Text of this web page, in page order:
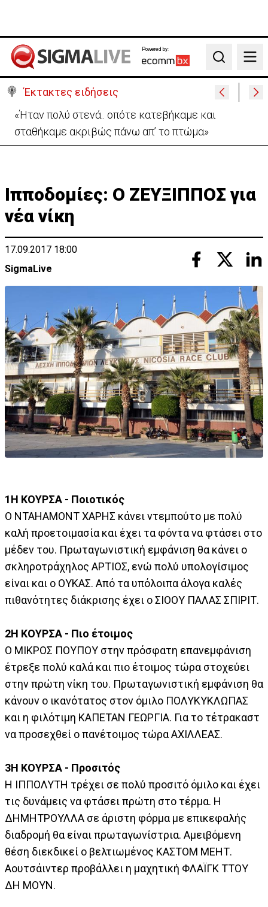
Powered by:
Search
Έκτακτες ειδήσεις
Σήμερα στο Ζακάκι το τελευταίο αντίο στον
17χρονο Μάριο-Γαβριήλ
Ιπποδομίες: Ο ΖΕΥΞΙΠΠΟΣ για
νέα νίκη
17.09.2017 18:00
SigmaLive
1Η ΚΟΥΡΣΑ - Ποιοτικός
Ο ΝΤΑΗΑΜΟΝΤ ΧΑΡΗΣ κάνει ντεμπούτο με πολύ
καλή προετοιμασία και έχει τα φόντα να φτάσει στο
μέδεν του. Πρωταγωνιστική εμφάνιση θα κάνει ο
σκληροτράχηλος ΑΡΤΙΟΣ, ενώ πολύ υπολογίσιμος
είναι και ο ΟΥΚΑΣ. Από τα υπόλοιπα άλογα καλές
πιθανότητες διάκρισης έχει ο ΣΙΟΟΥ ΠΑΛΑΣ ΣΠΙΡΙΤ.
2Η ΚΟΥΡΣΑ - Πιο έτοιμος
Ο ΜΙΚΡΟΣ ΠΟΥΠΟΥ στην πρόσφατη επανεμφάνιση
έτρεξε πολύ καλά και πιο έτοιμος τώρα στοχεύει
στην πρώτη νίκη του. Πρωταγωνιστική εμφάνιση θα
κάνουν ο ικανότατος στον όμιλο ΠΟΛΥΚΥΚΛΩΠΑΣ
και η φιλότιμη ΚΑΠΕΤΑΝ ΓΕΩΡΓΙΑ. Για το τέτρακαστ
να προσεχθεί ο πανέτοιμος τώρα ΑΧΙΛΛΕΑΣ.
3Η ΚΟΥΡΣΑ - Προσιτός
Η ΙΠΠΟΛΥΤΗ τρέχει σε πολύ προσιτό όμιλο και έχει
τις δυνάμεις να φτάσει πρώτη στο τέρμα. Η
ΔΗΜΗΤΡΟΥΛΛΑ σε άριστη φόρμα με επικεφαλής
διαδρομή θα είναι πρωταγωνίστρια. Αμειβόμενη
θέση διεκδικεί ο βελτιωμένος ΚΑΣΤΟΜ ΜΕΗΤ.
Αουτσάιντερ προβάλλει η μαχητική ΦΛΑΪΓΚ ΤΤΟΥ
ΔΗ ΜΟΥΝ.